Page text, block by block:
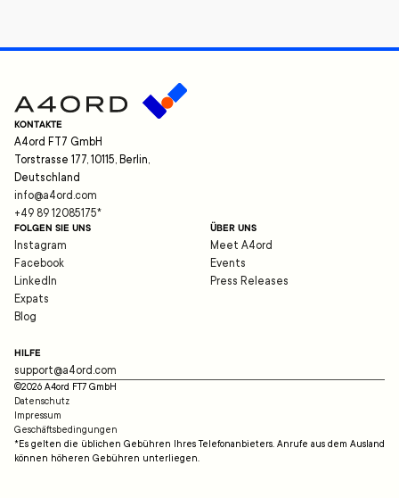
KONTAKTE
A4ord FT7 GmbH
Torstrasse 177, 10115, Berlin,
Deutschland
info@a4ord.com
+49 89 12085175*
FOLGEN SIE UNS
Instagram
Facebook
LinkedIn
Expats
Blog
ÜBER UNS
Meet A4ord
Events
Press Releases
HILFE
support@a4ord.com
©2026 A4ord FT7 GmbH
Datenschutz
Impressum
Geschäftsbedingungen
*Es gelten die üblichen Gebühren Ihres Telefonanbieters. Anrufe aus dem Ausland
können höheren Gebühren unterliegen.